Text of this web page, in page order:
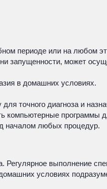
периоде или на любом
запущенности, может
в домашних условиях.
точного диагноза и
компьютерные программы
началом любых процедур.
выполнение
условиях